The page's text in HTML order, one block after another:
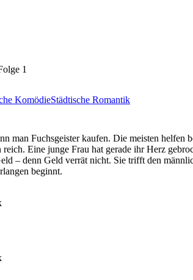
1
KomödieStädtische Romantik
man Fuchsgeister kaufen. Die meisten helfen
reich. Eine junge Frau hat gerade ihr Herz
– denn Geld verrät nicht. Sie trifft den
beginnt.